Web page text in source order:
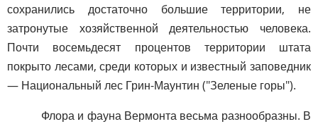
сохранились достаточно большие территории, не
затронутые хозяйственной деятельностью человека.
Почти восемьдесят процентов территории штата
покрыто лесами, среди которых и известный заповедник
— Национальный лес Грин-Маунтин ("Зеленые горы").
Флора и фауна Вермонта весьма разнообразны. В